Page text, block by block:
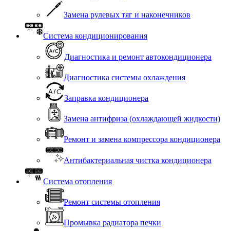
Замена рулевых тяг и наконечников
Система кондиционирования
Диагностика и ремонт автокондиционера
Диагностика системы охлаждения
Заправка кондиционера
Замена антифриза (охлаждающей жидкости)
Ремонт и замена компрессора кондиционера
Антибактериальная чистка кондиционера
Система отопления
Ремонт системы отопления
Промывка радиатора печки